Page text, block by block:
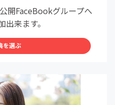
開FaceBookグループへ
来ます。
を選ぶ